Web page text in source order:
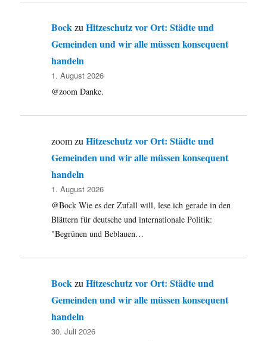
BockzuHitzeschutz vor Ort: Städte und
Gemeinden und wir alle müssen konsequent
handeln
1. August 2026
@zoom Danke.
zoomzuHitzeschutz vor Ort: Städte und
Gemeinden und wir alle müssen konsequent
handeln
1. August 2026
@Bock Wie es der Zufall will, lese ich gerade in den
Blättern für deutsche und internationale Politik:
"Begrünen und Beblauen…
BockzuHitzeschutz vor Ort: Städte und
Gemeinden und wir alle müssen konsequent
handeln
30. Juli 2026